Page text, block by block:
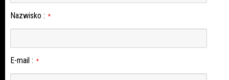
Nazwisko : *
E-mail : *